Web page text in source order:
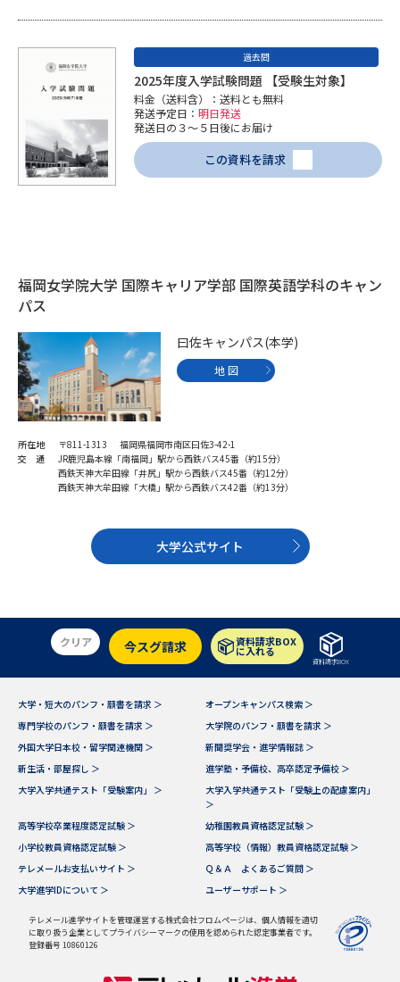
学問発見 学問検索
大学で学びたい学問発見
学問のミニ講義「夢ナビ講義」
ユーザーサポート
Ｑ＆Ａ よくあるご質問 大学進学IDについて
資料の料金の
お支払いについて
受付内容・発送状況の確認
テレメール
お支払いサイト
特定商取引表記
テレメール進学カタログ
訂正のご案内
過去問
2025年度入学試験問題 【受験生対象】
料金（送料含）：送料とも無料
発送予定日： 明日発送
発送日の３～５日後にお届け
この資料を請求
福岡女学院大学 国際キャリア学部 国際英語学科のキャン
パス
曰佐キャンパス(本学)
地 図
所在地
〒811-1313 福岡県福岡市南区曰佐3-42-1
交 通
JR鹿児島本線「南福岡」駅から西鉄バス45番（約15分）
西鉄天神大牟田線「井尻」駅から西鉄バス45番（約12分）
西鉄天神大牟田線「大橋」駅から西鉄バス42番（約13分）
大学公式サイト
クリア 今スグ請求 資料請求BOX
に入れる
資料請求BOX
大学・短大のパンフ・願書を請求 ＞
オープンキャンパス検索 ＞
専門学校のパンフ・願書を請求 ＞
大学院のパンフ・願書を請求 ＞
外国大学日本校・留学関連機関 ＞
新聞奨学会・進学情報誌 ＞
新生活・部屋探し ＞
進学塾・予備校、高卒認定予備校 ＞
大学入学共通テスト「受験案内」 ＞
大学入学共通テスト「受験上の配慮案内」
＞
高等学校卒業程度認定試験 ＞
幼稚園教員資格認定試験 ＞
小学校教員資格認定試験 ＞
高等学校（情報）教員資格認定試験 ＞
テレメールお支払いサイト ＞
Ｑ＆Ａ よくあるご質問 ＞
大学進学IDについて ＞
ユーザーサポート ＞
テレメール進学サイトを管理運営する株式会社フロムページは、個人情報を適切
に取り扱う企業としてプライバシーマークの使用を認められた認定事業者です。
登録番号 10860126